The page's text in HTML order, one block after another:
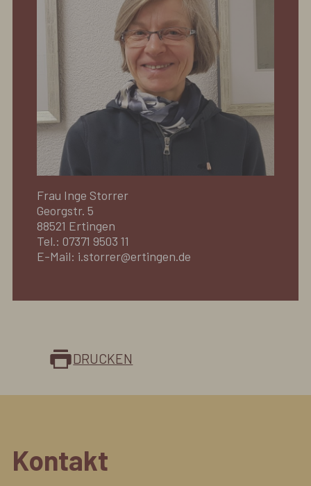
Frau Inge Storrer
Georgstr. 5
88521 Ertingen
Tel.: 07371 9503 11
E-Mail: i.storrer@ertingen.de
DRUCKEN
Kontakt